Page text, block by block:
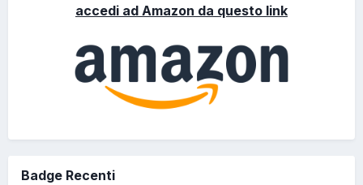
accedi ad Amazon da questo link
Badge Recenti